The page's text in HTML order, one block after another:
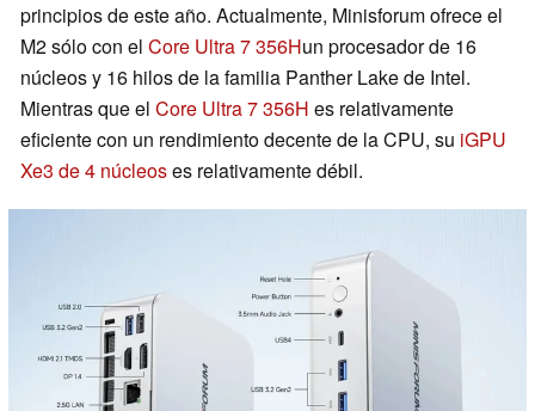
principios de este año. Actualmente, Minisforum ofrece el
M2 sólo con el Core Ultra 7 356Hun procesador de 16
núcleos y 16 hilos de la familia Panther Lake de Intel.
Mientras que el Core Ultra 7 356H es relativamente
eficiente con un rendimiento decente de la CPU, su iGPU
Xe3 de 4 núcleoses relativamente débil.